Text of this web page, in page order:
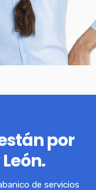
por
de servicios